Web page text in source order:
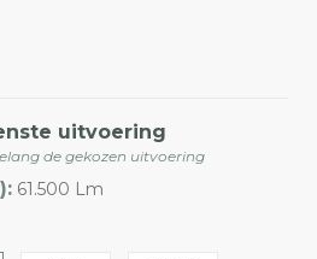
uitvoering
de gekozen uitvoering
61.500 Lm